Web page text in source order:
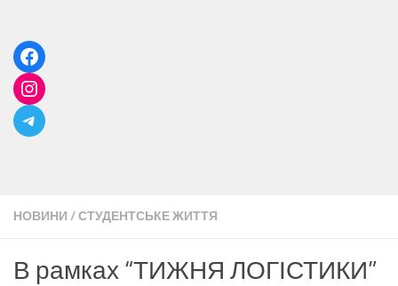
НОВИНИ /СТУДЕНТСЬКЕ ЖИТТЯ
В рамках “ТИЖНЯ ЛОГІСТИКИ”